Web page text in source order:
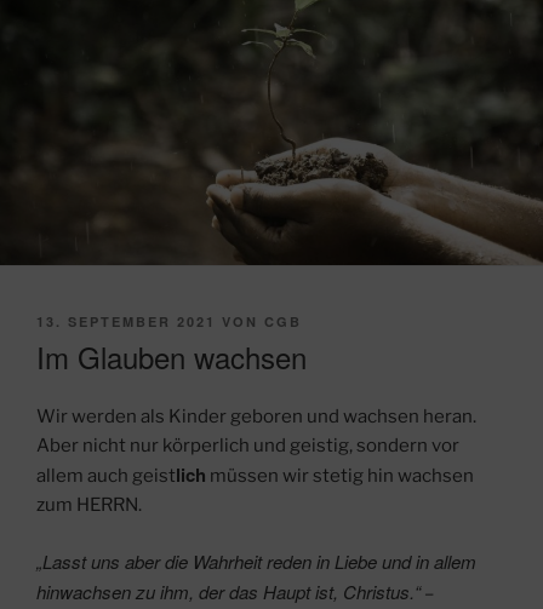
VERÖFFENTLICHT
13. SEPTEMBER 2021 VON CGB
Im Glauben wachsen
Wir werden als Kinder geboren und wachsen heran.
Aber nicht nur körperlich und geistig, sondern vor
allem auch geistlich müssen wir stetig hin wachsen
zum HERRN.
„Lasst uns aber die Wahrheit reden in Liebe und in allem
hinwachsen zu ihm, der das Haupt ist, Christus.“–